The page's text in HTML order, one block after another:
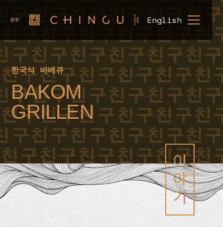
English
HEM
MENY
LUNCH
MENY
OM
OSS
BOKA
BORD
SEOULMATE
KARRIÄR
SOJU
한국식 바베큐
BAKOM
GRILLEN